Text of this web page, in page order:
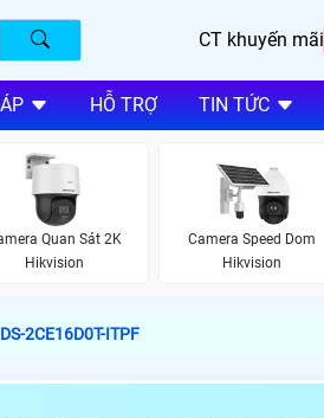
CT khuyến mãi
HỖ TRỢ TIN TỨC
Quan Sát 2K
Hikvision
Camera Speed Dom
Hikvision
2CE16D0T-ITPF